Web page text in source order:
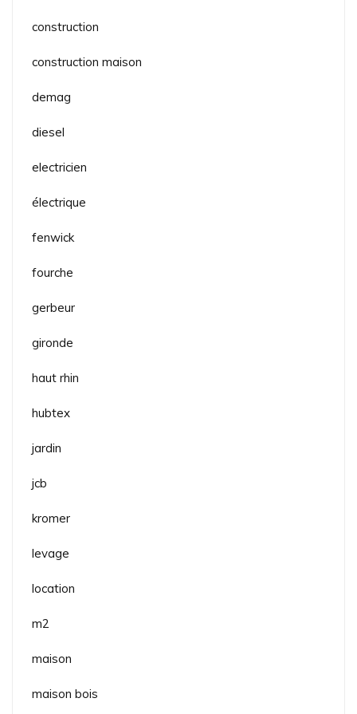
construction
construction maison
demag
diesel
electricien
électrique
fenwick
fourche
gerbeur
gironde
haut rhin
hubtex
jardin
jcb
kromer
levage
location
m2
maison
maison bois